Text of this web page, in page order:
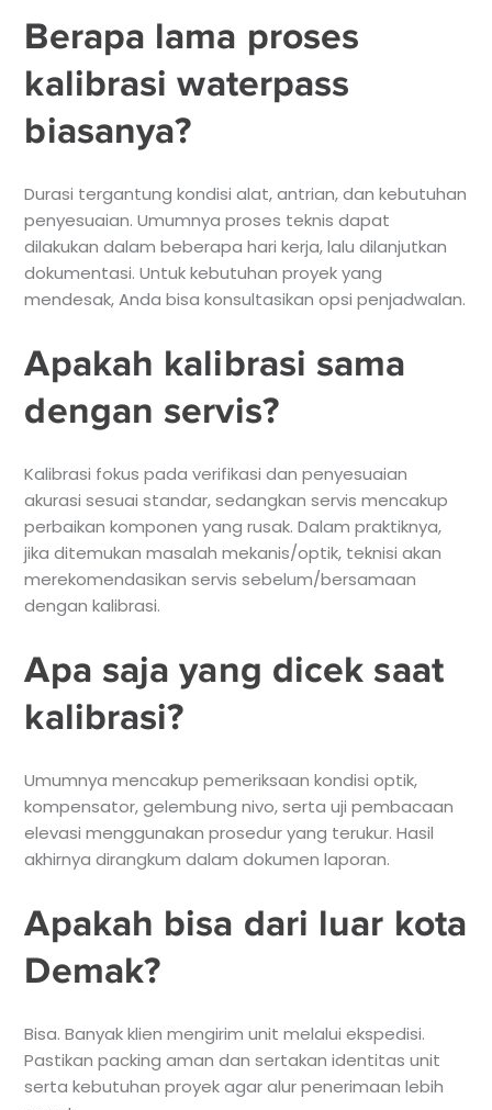
Berapa lama proses
kalibrasi waterpass
biasanya?
Durasi tergantung kondisi alat, antrian, dan kebutuhan
penyesuaian. Umumnya proses teknis dapat
dilakukan dalam beberapa hari kerja, lalu dilanjutkan
dokumentasi. Untuk kebutuhan proyek yang
mendesak, Anda bisa konsultasikan opsi penjadwalan.
Apakah kalibrasi sama
dengan servis?
Kalibrasi fokus pada verifikasi dan penyesuaian
akurasi sesuai standar, sedangkan servis mencakup
perbaikan komponen yang rusak. Dalam praktiknya,
jika ditemukan masalah mekanis/optik, teknisi akan
merekomendasikan servis sebelum/bersamaan
dengan kalibrasi.
Apa saja yang dicek saat
kalibrasi?
Umumnya mencakup pemeriksaan kondisi optik,
kompensator, gelembung nivo, serta uji pembacaan
elevasi menggunakan prosedur yang terukur. Hasil
akhirnya dirangkum dalam dokumen laporan.
Apakah bisa dari luar kota
Demak?
Bisa. Banyak klien mengirim unit melalui ekspedisi.
Pastikan packing aman dan sertakan identitas unit
serta kebutuhan proyek agar alur penerimaan lebih